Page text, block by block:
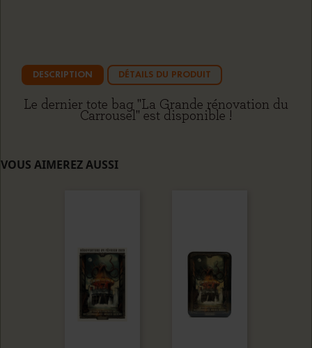
DESCRIPTION DÉTAILS DU PRODUIT
Le dernier tote bag "La Grande rénovation du
Carrousel" est disponible !
VOUS AIMEREZ AUSSI